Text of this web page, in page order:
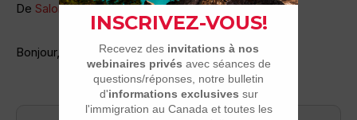
De Salomé Lefebvre-Pellegrino
Bonjour,